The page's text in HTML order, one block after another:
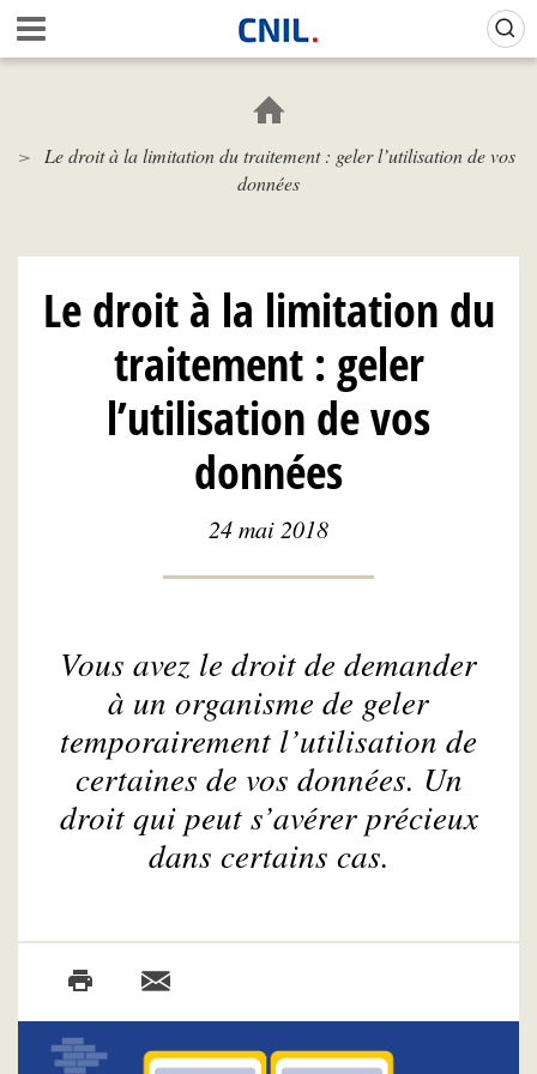
Aller
au
contenu
c
i
N
L
Le droit à la limitation du traitement : geler l’utilisation de vos
données
Le droit à la limitation du
traitement : geler
l’utilisation de vos
données
24 mai 2018
Vous avez le droit de demander
à un organisme de geler
temporairement l’utilisation de
certaines de vos données. Un
droit qui peut s’avérer précieux
dans certains cas.
Gestion de vos préférences sur les cookies (témoins de connexion)